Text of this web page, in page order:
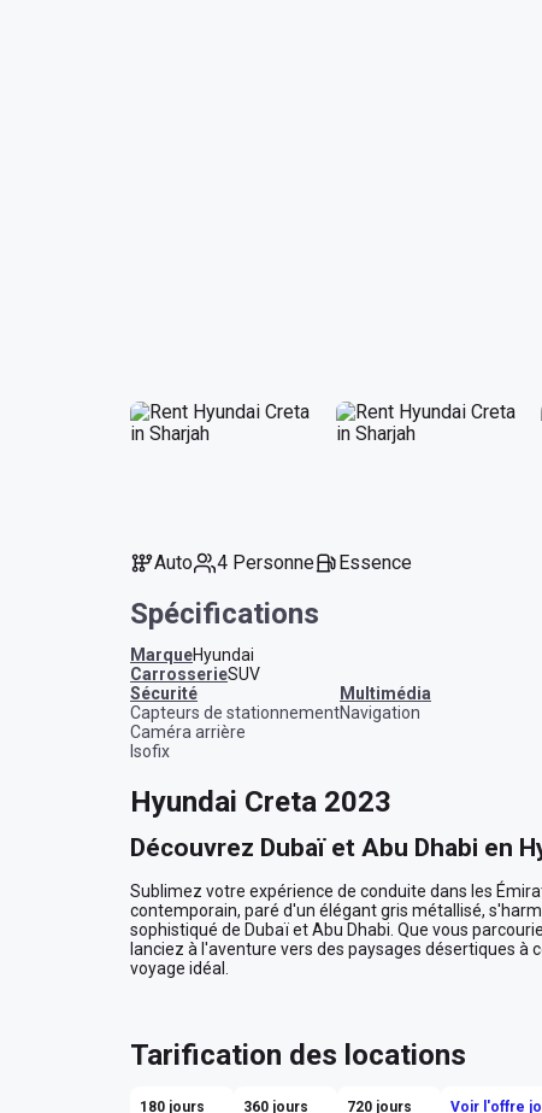
Auto 4 Personne Essence
Spécifications
MarqueHyundai
CarrosserieSUV
sécurité
Capteurs de stationnement
Caméra arrière
Isofix
multimédia
Navigation
Hyundai Creta 2023
Découvrez Dubaï et Abu Dhabi en
Sublimez votre expérience de conduite dans les
contemporain, paré d'un élégant gris métallisé,
sophistiqué de Dubaï et Abu Dhabi. Que vous
lanciez à l'aventure vers des paysages désertiques à
voyage idéal.
La Hyundai Creta n'est pas seulement un véhicule,
Tarification des locations
180 jours
360 jours
720 jours
Voir l'offre